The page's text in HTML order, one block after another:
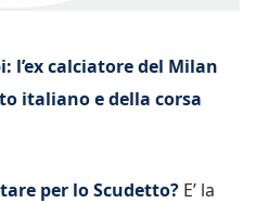
l’ex calciatore del Milan
italiano e della corsa
per lo Scudetto? E’ la